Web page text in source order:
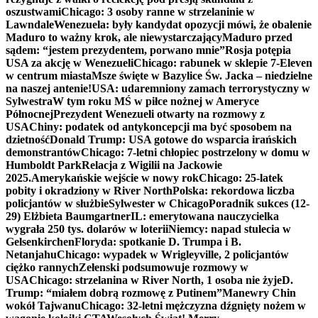
oszustwamiChicago: 3 osoby ranne w strzelaninie w
LawndaleWenezuela: były kandydat opozycji mówi, że obalenie
Maduro to ważny krok, ale niewystarczającyMaduro przed
sądem: “jestem prezydentem, porwano mnie”Rosja potępia
USA za akcję w WenezueliChicago: rabunek w sklepie 7-Eleven
w centrum miastaMsze święte w Bazylice Św. Jacka – niedzielne
na naszej antenie!USA: udaremniony zamach terrorystyczny w
SylwestraW tym roku MŚ w piłce nożnej w Ameryce
PółnocnejPrezydent Wenezueli otwarty na rozmowy z
USAChiny: podatek od antykoncepcji ma być sposobem na
dzietnośćDonald Trump: USA gotowe do wsparcia irańskich
demonstrantówChicago: 7-letni chłopiec postrzelony w domu w
Humboldt ParkRelacja z Wigilii na Jackowie
2025.Amerykańskie wejście w nowy rokChicago: 25-latek
pobity i okradziony w River NorthPolska: rekordowa liczba
policjantów w służbieSylwester w ChicagoPoradnik sukces (12-
29) Elżbieta BaumgartnerIL: emerytowana nauczycielka
wygrała 250 tys. dolarów w loteriiNiemcy: napad stulecia w
GelsenkirchenFloryda: spotkanie D. Trumpa i B.
NetanjahuChicago: wypadek w Wrigleyville, 2 policjantów
ciężko rannychZełenski podsumowuje rozmowy w
USAChicago: strzelanina w River North, 1 osoba nie żyjeD.
Trump: “miałem dobrą rozmowę z Putinem”Manewry Chin
wokół TajwanuChicago: 32-letni mężczyzna dźgnięty nożem w